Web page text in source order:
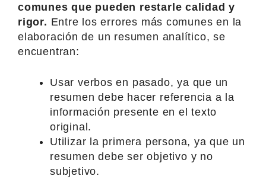
comunes que pueden restarle calidad y
rigor. Entre los errores más comunes en la
elaboración de un resumen analítico, se
encuentran:
Usar verbos en pasado, ya que un
resumen debe hacer referencia a la
información presente en el texto
original.
Utilizar la primera persona, ya que un
resumen debe ser objetivo y no
subjetivo.